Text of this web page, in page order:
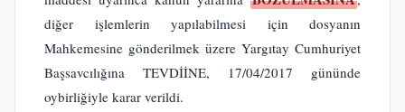
diğer işlemlerin yapılabilmesi için dosyanın
Mahkemesine gönderilmek üzere Yargıtay Cumhuriyet
Başsavcılığına TEVDİİNE, 17/04/2017 gününde
oybirliğiyle karar verildi.